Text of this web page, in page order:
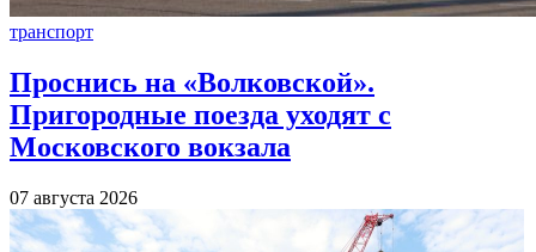
транспорт
Проснись на «Волковской».
Пригородные поезда уходят с
Московского вокзала
07 августа 2026